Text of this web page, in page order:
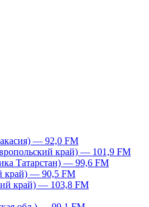
— 92,0 FM
край) — 101,9 FM
Татарстан) — 99,6 FM
край) — 90,5 FM
край) — 103,8 FM